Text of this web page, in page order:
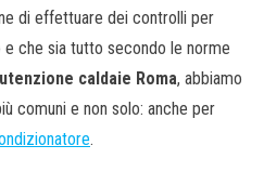
di effettuare dei controlli per
che sia tutto secondo le norme
caldaie Roma, abbiamo
comuni e non solo: anche per
.